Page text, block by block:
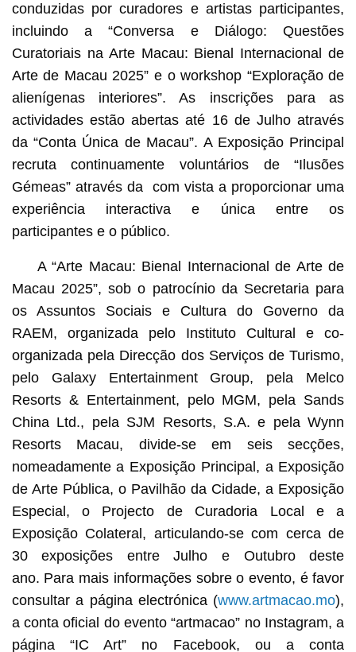
conduzidas por curadores e artistas participantes,
incluindo a “Conversa e Diálogo: Questões
Curatoriais na Arte Macau: Bienal Internacional de
Arte de Macau 2025” e o workshop “Exploração de
alienígenas interiores”. As inscrições para as
actividades estão abertas até 16 de Julho através
da “Conta Única de Macau”. A Exposição Principal
recruta continuamente voluntários de “Ilusões
Gémeas” através da com vista a proporcionar uma
experiência interactiva e única entre os
participantes e o público.
A “Arte Macau: Bienal Internacional de Arte de
Macau 2025”, sob o patrocínio da Secretaria para
os Assuntos Sociais e Cultura do Governo da
RAEM, organizada pelo Instituto Cultural e co-
organizada pela Direcção dos Serviços de Turismo,
pelo Galaxy Entertainment Group, pela Melco
Resorts & Entertainment, pelo MGM, pela Sands
China Ltd., pela SJM Resorts, S.A. e pela Wynn
Resorts Macau, divide-se em seis secções,
nomeadamente a Exposição Principal, a Exposição
de Arte Pública, o Pavilhão da Cidade, a Exposição
Especial, o Projecto de Curadoria Local e a
Exposição Colateral, articulando-se com cerca de
30 exposições entre Julho e Outubro deste
ano. Para mais informações sobre o evento, é favor
consultar a página electrónica (www.artmacao.mo),
a conta oficial do evento “artmacao” no Instagram, a
página “IC Art” no Facebook, ou a conta